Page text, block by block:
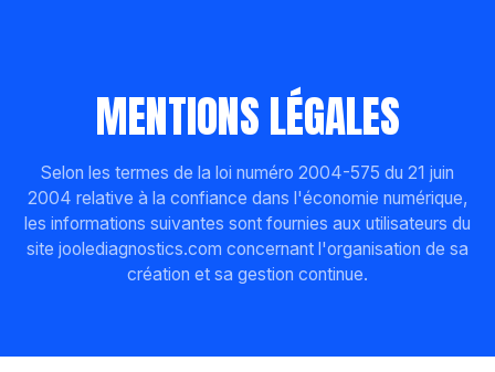
MENTIONS LÉGALES
Selon les termes de la loi numéro 2004-575 du 21 juin
2004 relative à la confiance dans l'économie numérique,
les informations suivantes sont fournies aux utilisateurs du
site joolediagnostics.com concernant l'organisation de sa
création et sa gestion continue.